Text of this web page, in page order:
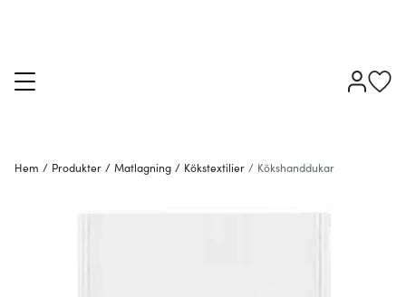
Hem / Produkter / Matlagning / Kökstextilier / Kökshanddukar